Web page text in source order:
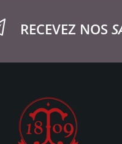
RECEVEZ NOS